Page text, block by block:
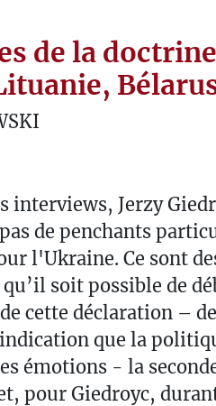
de la
interviews, Jerzy
de penchants
l'Ukraine. Ce sont
soit possible de
cette déclaration –
que la
émotions - la
pour Giedroyc,